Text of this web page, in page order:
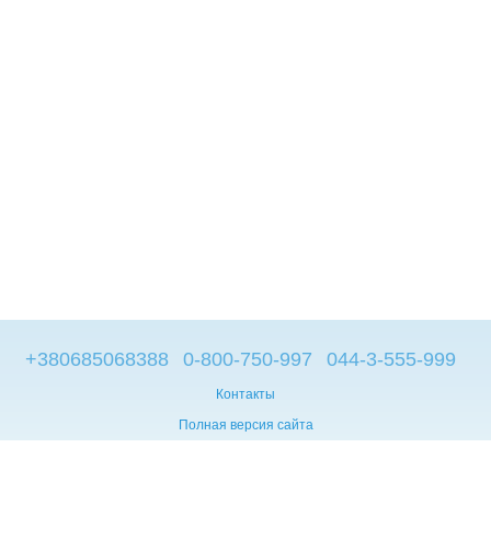
+380685068388 0-800-750-997 044-3-555-999
Контакты
Полная версия сайта